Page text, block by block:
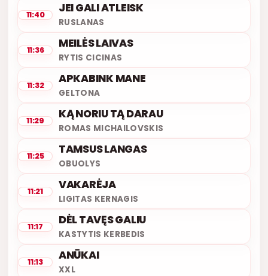
11:40 JEI GALI ATLEISK
RUSLANAS
11:36 MEILĖS LAIVAS
RYTIS CICINAS
11:32 APKABINK MANE
GELTONA
11:29 KĄ NORIU TĄ DARAU
ROMAS MICHAILOVSKIS
11:25 TAMSUS LANGAS
OBUOLYS
11:21 VAKARĖJA
LIGITAS KERNAGIS
11:17 DĖL TAVĘS GALIU
KASTYTIS KERBEDIS
11:13 ANŪKAI
XXL